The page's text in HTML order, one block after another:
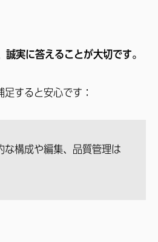
実に答えることが大切です。
すると安心です：
構成や編集、品質管理は